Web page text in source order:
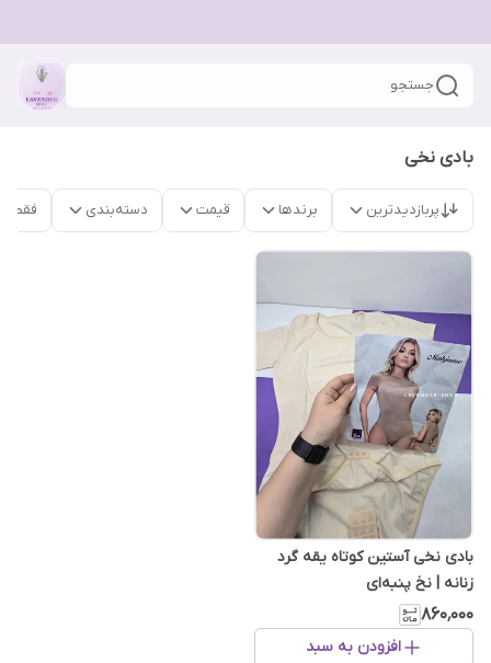
جستجو
بادی نخی
پربازدیدترین برندها قیمت دسته‌بندی فقط
بادی نخی آستین کوتاه یقه گرد
زنانه | نخ پنبه‌ای
۸۶۰٬۰۰۰
افزودن به سبد